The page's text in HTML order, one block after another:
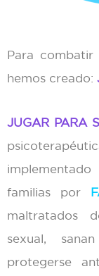
Para combatir
hemos creado:
JUGAR PARA
familias por
maltratados
sexual,
protegerse